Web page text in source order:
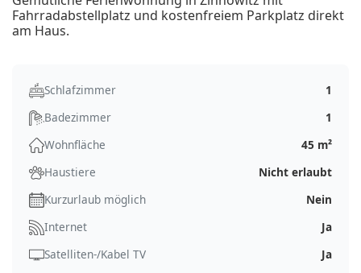
Fahrradabstellplatz und kostenfreiem Parkplatz direkt
am Haus.
Schlafzimmer
1
Badezimmer
1
Wohnfläche
45 m²
Haustiere
Nicht erlaubt
Kurzurlaub möglich
Nein
Internet
Ja
Satelliten-/Kabel TV
Ja